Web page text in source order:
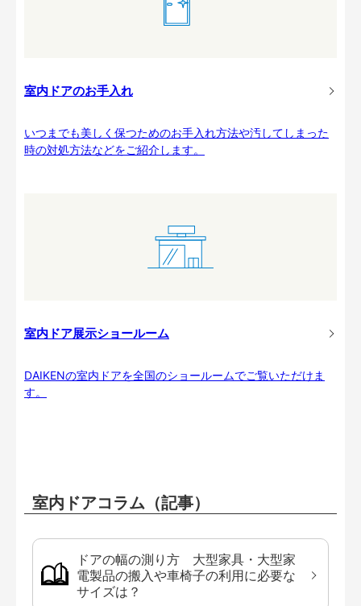
室内ドアのお手入れ
いつまでも美しく保つためのお手入れ方法や汚してしまった
時の対処方法などをご紹介します。
室内ドア展示ショールーム
DAIKENの室内ドアを全国のショールームでご覧いただけま
す。
室内ドアコラム（記事）
ドアの幅の測り方 大型家具・大型家
電製品の搬入や車椅子の利用に必要な
サイズは？